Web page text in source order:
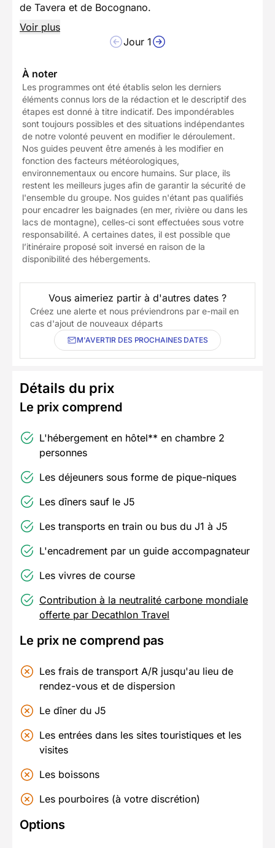
de Tavera et de Bocognano.
Voir plus
Jour 1
À noter
Les programmes ont été établis selon les derniers
éléments connus lors de la rédaction et le descriptif des
étapes est donné à titre indicatif. Des impondérables
sont toujours possibles et des situations indépendantes
de notre volonté peuvent en modifier le déroulement.
Nos guides peuvent être amenés à les modifier en
fonction des facteurs météorologiques,
environnementaux ou encore humains. Sur place, ils
restent les meilleurs juges afin de garantir la sécurité de
l'ensemble du groupe. Nos guides n'étant pas qualifiés
pour encadrer les baignades (en mer, rivière ou dans les
lacs de montagne), celles-ci sont effectuées sous votre
responsabilité. A certaines dates, il est possible que
l’itinéraire proposé soit inversé en raison de la
disponibilité des hébergements.
Vous aimeriez partir à d'autres dates ?
Créez une alerte et nous préviendrons par e-mail en
cas d'ajout de nouveaux départs
M'AVERTIR DES PROCHAINES DATES
Détails du prix
Le prix comprend
L'hébergement en hôtel** en chambre 2
personnes
Les déjeuners sous forme de pique-niques
Les dîners sauf le J5
Les transports en train ou bus du J1 à J5
L'encadrement par un guide accompagnateur
Les vivres de course
Contribution à la neutralité carbone mondiale
offerte par Decathlon Travel
Le prix ne comprend pas
Les frais de transport A/R jusqu'au lieu de
rendez-vous et de dispersion
Le dîner du J5
Les entrées dans les sites touristiques et les
visites
Les boissons
Les pourboires (à votre discrétion)
Options